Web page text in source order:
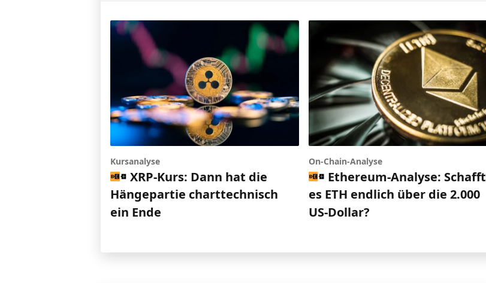
Kursanalyse
XRP-Kurs: Dann hat die
Hängepartie charttechnisch
ein Ende
On-Chain-Analyse
Ethereum-Analyse: Schafft
es ETH endlich über die 2.000
US-Dollar?